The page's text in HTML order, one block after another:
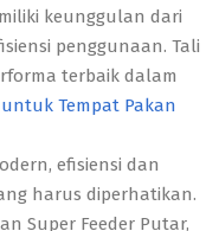
keunggulan dari
penggunaan. Tali
terbaik dalam
Tempat Pakan
efisiensi dan
harus diperhatikan.
Super Feeder Putar,